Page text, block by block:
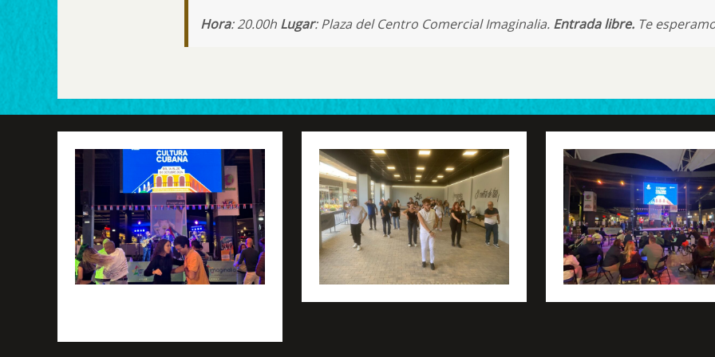
Hora: 20.00h Lugar: Plaza del Centro Comercial Imaginalia. Entrada libre. Te